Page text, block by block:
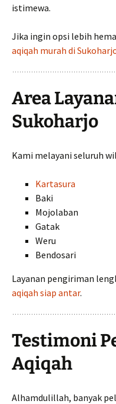
istimewa.
Jika ingin opsi lebih
aqiqah murah di
Area
Sukoharjo
Kami melayani seluruh
Kartasura
Baki
Mojolaban
Gatak
Weru
Bendosari
Layanan pengiriman
aqiqah siap antar.
Testimoni
Aqiqah
Alhamdulillah, banyak